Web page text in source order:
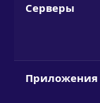
Серверы
Приложения